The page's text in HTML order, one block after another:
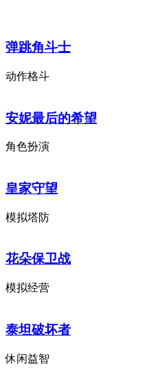
弹跳角斗士
动作格斗
安妮最后的希望
角色扮演
皇家守望
模拟塔防
花朵保卫战
模拟经营
泰坦破坏者
休闲益智